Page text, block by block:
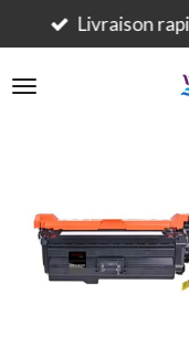
Passer
au
contenu
Livraison